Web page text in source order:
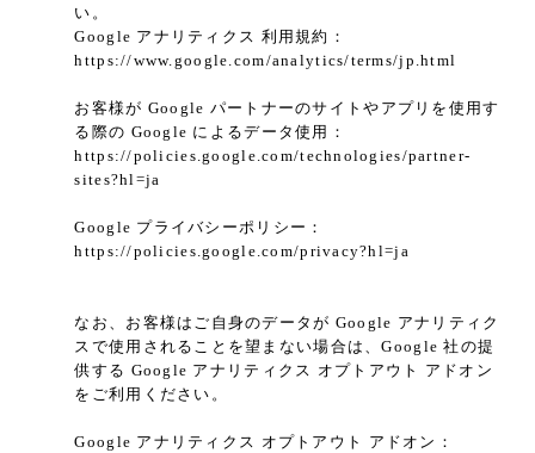
い。
Google アナリティクス 利用規約：
https://www.google.com/analytics/terms/jp.html
お客様が Google パートナーのサイトやアプリを使用す
る際の Google によるデータ使用：
https://policies.google.com/technologies/partner-
sites?hl=ja
Google プライバシーポリシー：
https://policies.google.com/privacy?hl=ja
なお、お客様はご自身のデータが Google アナリティク
スで使用されることを望まない場合は、Google 社の提
供する Google アナリティクス オプトアウト アドオン
をご利用ください。
Google アナリティクス オプトアウト アドオン：